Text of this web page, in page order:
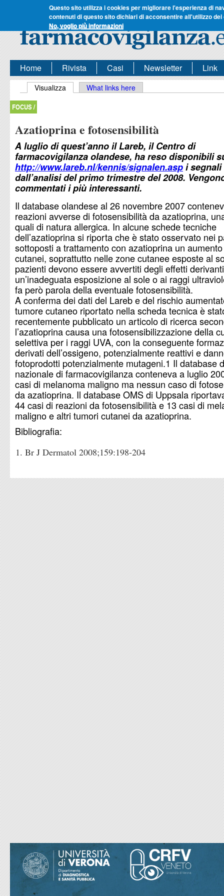
Questo sito utilizza i cookies per migliorare l'esperienza di
contenuti di questo sito dichiari di acconsentire all'utilizzo dei
No, voglio più informazioni
Home Rivista Casi Newsletter Link
Schede primarie
Visualizza (scheda attiva)
What links here
FOCUS /
Azatioprina e fotosensibilità
A luglio di quest’anno il Lareb, il Centro di
farmacovigilanza olandese, ha reso disponibili
http://www.lareb.nl/kennis/signalen.aspi
dall’analisi del primo trimestre del 2008.
commentati i più interessanti.
Il database olandese al 26 novembre 2007
reazioni avverse di fotosensibilità da azatioprina,
quali di natura allergica. In alcune schede tecniche
dell’azatioprina si riporta che è stato osservato nei
sottoposti a trattamento con azatioprina un
cutanei, soprattutto nelle zone cutanee esposte al
pazienti devono essere avvertiti degli effetti
un’inadeguata esposizione al sole o ai raggi
fa però parola della eventuale fotosensibilità.
A conferma dei dati del Lareb e del rischio
tumore cutaneo riportato nella scheda tecnica è
recentemente pubblicato un articolo di ricerca
l’azatioprina causa una fotosensibilizzazione della
selettiva per i raggi UVA, con la conseguente
derivati dell’ossigeno, potenzialmente reattivi e
fotoprodotti potenzialmente mutageni.1 Il database
nazionale di farmacovigilanza conteneva a luglio
casi di melanoma maligno ma nessun caso di
da azatioprina. Il database OMS di Uppsala
44 casi di reazioni da fotosensibilità e 13 casi di
maligno e altri tumori cutanei da azatioprina.
Bibliografia:
Br J Dermatol 2008;159:198-204